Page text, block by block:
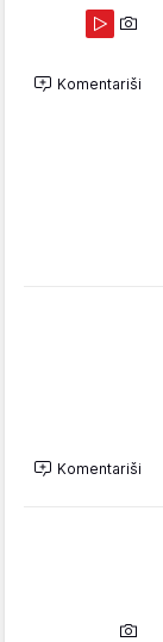
Komentariši
Komentariši